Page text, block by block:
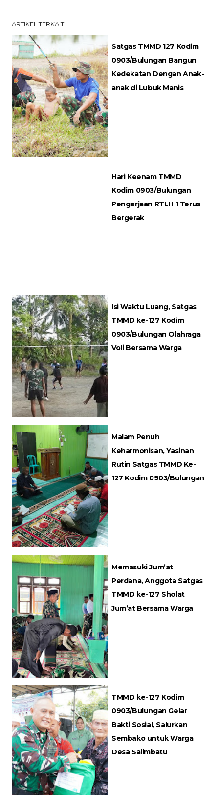
ARTIKEL TERKAIT
Satgas TMMD 127 Kodim
0903/Bulungan Bangun
Kedekatan Dengan Anak-
anak di Lubuk Manis
Hari Keenam TMMD
Kodim 0903/Bulungan
Pengerjaan RTLH 1 Terus
Bergerak
Isi Waktu Luang, Satgas
TMMD ke-127 Kodim
0903/Bulungan Olahraga
Voli Bersama Warga
Malam Penuh
Keharmonisan, Yasinan
Rutin Satgas TMMD Ke-
127 Kodim 0903/Bulungan
Memasuki Jum’at
Perdana, Anggota Satgas
TMMD ke-127 Sholat
Jum’at Bersama Warga
TMMD ke-127 Kodim
0903/Bulungan Gelar
Bakti Sosial, Salurkan
Sembako untuk Warga
Desa Salimbatu